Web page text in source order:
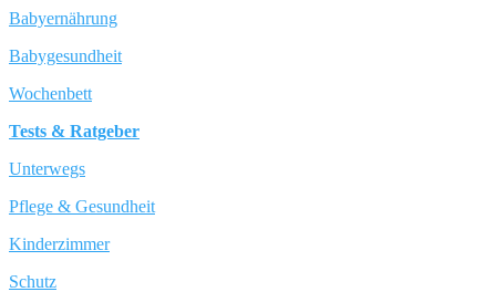
Babyernährung
Babygesundheit
Wochenbett
Tests & Ratgeber
Unterwegs
Pflege & Gesundheit
Kinderzimmer
Schutz